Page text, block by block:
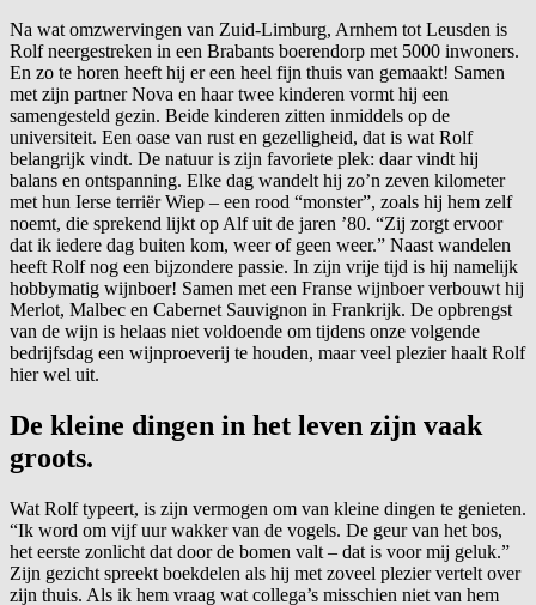
Na wat omzwervingen van Zuid-Limburg, Arnhem tot Leusden is
Rolf neergestreken in een Brabants boerendorp met 5000 inwoners.
En zo te horen heeft hij er een heel fijn thuis van gemaakt! Samen
met zijn partner Nova en haar twee kinderen vormt hij een
samengesteld gezin. Beide kinderen zitten inmiddels op de
universiteit. Een oase van rust en gezelligheid, dat is wat Rolf
belangrijk vindt. De natuur is zijn favoriete plek: daar vindt hij
balans en ontspanning. Elke dag wandelt hij zo’n zeven kilometer
met hun Ierse terriër Wiep – een rood “monster”, zoals hij hem zelf
noemt, die sprekend lijkt op Alf uit de jaren ’80. “Zij zorgt ervoor
dat ik iedere dag buiten kom, weer of geen weer.” Naast wandelen
heeft Rolf nog een bijzondere passie. In zijn vrije tijd is hij namelijk
hobbymatig wijnboer! Samen met een Franse wijnboer verbouwt hij
Merlot, Malbec en Cabernet Sauvignon in Frankrijk. De opbrengst
van de wijn is helaas niet voldoende om tijdens onze volgende
bedrijfsdag een wijnproeverij te houden, maar veel plezier haalt Rolf
hier wel uit.
De kleine dingen in het leven zijn vaak
groots.
Wat Rolf typeert, is zijn vermogen om van kleine dingen te genieten.
“Ik word om vijf uur wakker van de vogels. De geur van het bos,
het eerste zonlicht dat door de bomen valt – dat is voor mij geluk.”
Zijn gezicht spreekt boekdelen als hij met zoveel plezier vertelt over
zijn thuis. Als ik hem vraag wat collega’s misschien niet van hem